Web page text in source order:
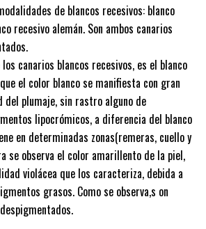
de blancos recesivos: blanco
recesivo alemán. Son ambos canarios
canarios blancos recesivos, es el blanco
el color blanco se manifiesta con gran
plumaje, sin rastro alguno de
lipocrómicos, a diferencia del blanco
en determinadas zonas(remeras, cuello y
se observa el color amarillento de la piel,
violácea que los caracteriza, debida a
grasos. Como se observa,s on